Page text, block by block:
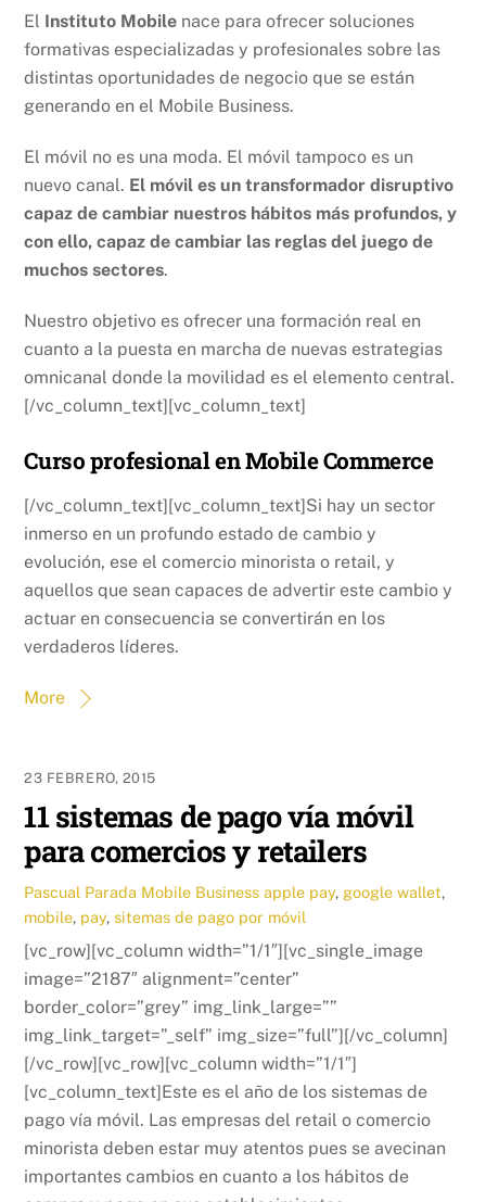
El Instituto Mobile nace para ofrecer soluciones
formativas especializadas y profesionales sobre las
distintas oportunidades de negocio que se están
generando en el Mobile Business.
El móvil no es una moda. El móvil tampoco es un
nuevo canal. El móvil es un transformador disruptivo
capaz de cambiar nuestros hábitos más profundos, y
con ello, capaz de cambiar las reglas del juego de
muchos sectores.
Nuestro objetivo es ofrecer una formación real en
cuanto a la puesta en marcha de nuevas estrategias
omnicanal donde la movilidad es el elemento central.
[/vc_column_text][vc_column_text]
Curso profesional en Mobile Commerce
[/vc_column_text][vc_column_text]Si hay un sector
inmerso en un profundo estado de cambio y
evolución, ese el comercio minorista o retail, y
aquellos que sean capaces de advertir este cambio y
actuar en consecuencia se convertirán en los
verdaderos líderes.
More
23 FEBRERO, 2015
11 sistemas de pago vía móvil
para comercios y retailers
Pascual Parada Mobile Business apple pay, google wallet,
mobile, pay,sitemas de pago por móvil
[vc_row][vc_column width=”1/1″][vc_single_image
image=”2187″ alignment=”center”
border_color=”grey” img_link_large=””
img_link_target=”_self” img_size=”full”][/vc_column]
[/vc_row][vc_row][vc_column width=”1/1″]
[vc_column_text]Este es el año de los sistemas de
pago vía móvil. Las empresas del retail o comercio
minorista deben estar muy atentos pues se avecinan
importantes cambios en cuanto a los hábitos de